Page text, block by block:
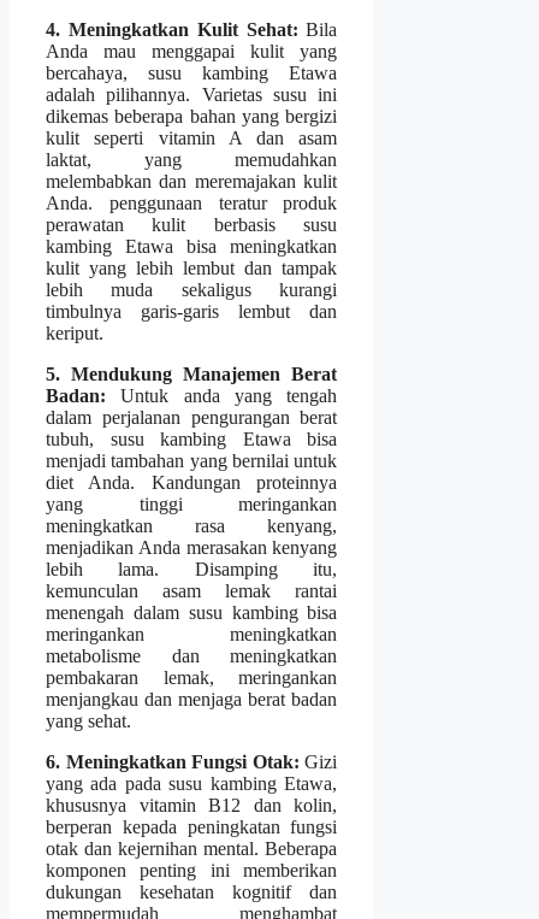
4. Meningkatkan Kulit Sehat: Bila
Anda mau menggapai kulit yang
bercahaya, susu kambing Etawa
adalah pilihannya. Varietas susu ini
dikemas beberapa bahan yang bergizi
kulit seperti vitamin A dan asam
laktat, yang memudahkan
melembabkan dan meremajakan kulit
Anda. penggunaan teratur produk
perawatan kulit berbasis susu
kambing Etawa bisa meningkatkan
kulit yang lebih lembut dan tampak
lebih muda sekaligus kurangi
timbulnya garis-garis lembut dan
keriput.
5. Mendukung Manajemen Berat
Badan: Untuk anda yang tengah
dalam perjalanan pengurangan berat
tubuh, susu kambing Etawa bisa
menjadi tambahan yang bernilai untuk
diet Anda. Kandungan proteinnya
yang tinggi meringankan
meningkatkan rasa kenyang,
menjadikan Anda merasakan kenyang
lebih lama. Disamping itu,
kemunculan asam lemak rantai
menengah dalam susu kambing bisa
meringankan meningkatkan
metabolisme dan meningkatkan
pembakaran lemak, meringankan
menjangkau dan menjaga berat badan
yang sehat.
6. Meningkatkan Fungsi Otak: Gizi
yang ada pada susu kambing Etawa,
khususnya vitamin B12 dan kolin,
berperan kepada peningkatan fungsi
otak dan kejernihan mental. Beberapa
komponen penting ini memberikan
dukungan kesehatan kognitif dan
mempermudah menghambat